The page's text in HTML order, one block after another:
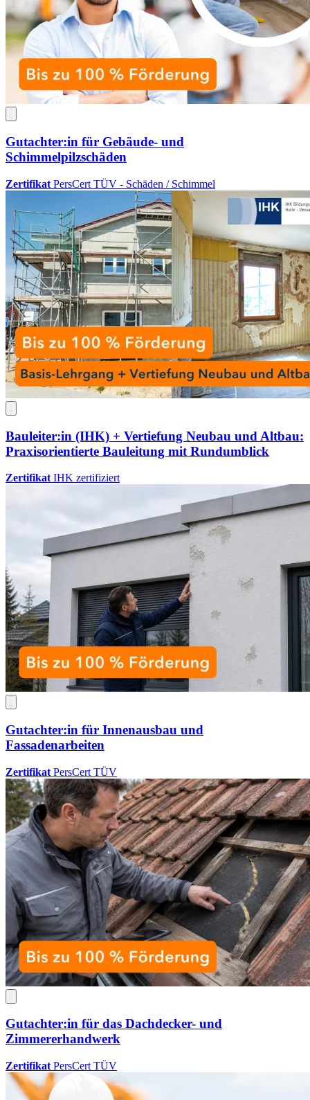
Gutachter:in für Gebäude- und
Schimmelpilzschäden
Zertifikat PersCert TÜV - Schäden / Schimmel
Bauleiter:in (IHK) + Vertiefung Neubau und Altbau:
Praxisorientierte Bauleitung mit Rundumblick
Zertifikat IHK zertifiziert
Gutachter:in für Innenausbau und
Fassadenarbeiten
Zertifikat PersCert TÜV
Gutachter:in für das Dachdecker- und
Zimmererhandwerk
Zertifikat PersCert TÜV